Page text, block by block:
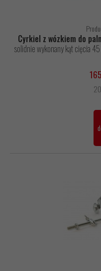
Cyrkiel z wózkiem do
solidnie wykonany kąt cięcia